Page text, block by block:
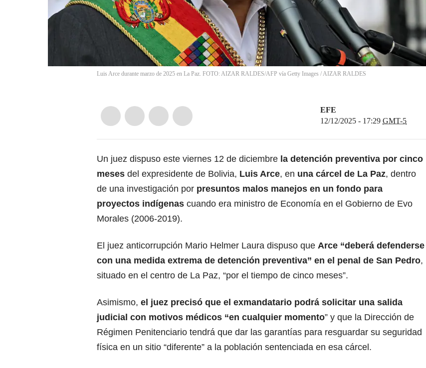
Luis Arce durante marzo de 2025 en La Paz. FOTO: AIZAR RALDES/AFP vía Getty Images /AIZAR RALDES
EFE
12/12/2025 - 17:29 GMT-5
Un juez dispuso este viernes 12 de diciembre la detención preventiva por cinco
meses del expresidente de Bolivia, Luis Arce, en una cárcel de La Paz, dentro
de una investigación por presuntos malos manejos en un fondo para
proyectos indígenas cuando era ministro de Economía en el Gobierno de Evo
Morales (2006-2019).
El juez anticorrupción Mario Helmer Laura dispuso que Arce “deberá defenderse
con una medida extrema de detención preventiva” en el penal de San Pedro,
situado en el centro de La Paz, “por el tiempo de cinco meses”.
Asimismo, el juez precisó que el exmandatario podrá solicitar una salida
judicial con motivos médicos “en cualquier momento” y que la Dirección de
Régimen Penitenciario tendrá que dar las garantías para resguardar su seguridad
física en un sitio “diferente” a la población sentenciada en esa cárcel.